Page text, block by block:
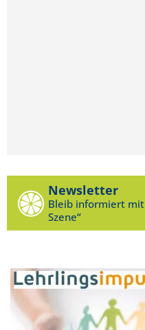
Newsletter
Bleib informiert mit
Szene“